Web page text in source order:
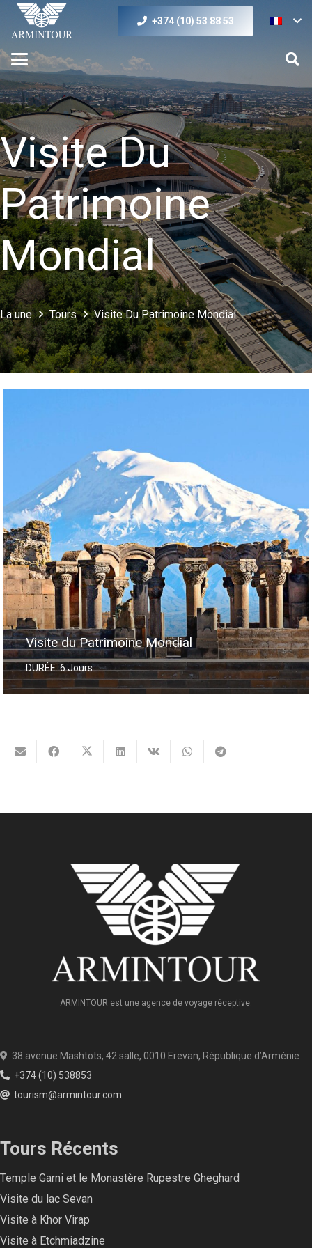
+374 (10) 53 88 53
Visite Du
Patrimoine
Mondial
La une Tours Visite Du Patrimoine Mondial
Visite du Patrimoine Mondial
DURÉE: 6 Jours
ARMINTOUR est une agence de voyage réceptive.
38 avenue Mashtots, 42 salle, 0010 Erevan, République d’Arménie
+374 (10) 538853
tourism@armintour.com
Tours Récents
Temple Garni et le Monastère Rupestre Gheghard
Visite du lac Sevan
Visite à Khor Virap
Visite à Etchmiadzine